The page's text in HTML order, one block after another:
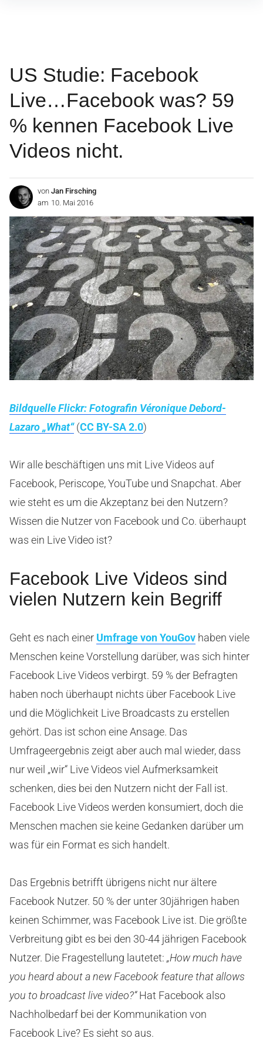
US Studie: Facebook
Live…Facebook was? 59
% kennen Facebook Live
Videos nicht.
von Jan Firsching
am 10. Mai 2016
Bildquelle Flickr: Fotografin Véronique Debord-
Lazaro „What“(CC BY-SA 2.0)
Wir alle beschäftigen uns mit Live Videos auf
Facebook, Periscope, YouTube und Snapchat. Aber
wie steht es um die Akzeptanz bei den Nutzern?
Wissen die Nutzer von Facebook und Co. überhaupt
was ein Live Video ist?
Facebook Live Videos sind
vielen Nutzern kein Begriff
Geht es nach einer Umfrage von YouGov haben viele
Menschen keine Vorstellung darüber, was sich hinter
Facebook Live Videos verbirgt. 59 % der Befragten
haben noch überhaupt nichts über Facebook Live
und die Möglichkeit Live Broadcasts zu erstellen
gehört. Das ist schon eine Ansage. Das
Umfrageergebnis zeigt aber auch mal wieder, dass
nur weil „wir“ Live Videos viel Aufmerksamkeit
schenken, dies bei den Nutzern nicht der Fall ist.
Facebook Live Videos werden konsumiert, doch die
Menschen machen sie keine Gedanken darüber um
was für ein Format es sich handelt.
Das Ergebnis betrifft übrigens nicht nur ältere
Facebook Nutzer. 50 % der unter 30jährigen haben
keinen Schimmer, was Facebook Live ist. Die größte
Verbreitung gibt es bei den 30-44 jährigen Facebook
Nutzer. Die Fragestellung lautetet: „How much have
you heard about a new Facebook feature that allows
you to broadcast live video?“Hat Facebook also
Nachholbedarf bei der Kommunikation von
Facebook Live? Es sieht so aus.